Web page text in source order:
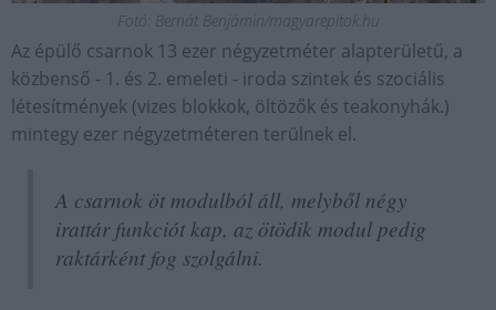
Fotó: Bernát Benjámin/magyarepitok.hu
Az épülő csarnok 13 ezer négyzetméter alapterületű, a
közbenső - 1. és 2. emeleti - iroda szintek és szociális
létesítmények (vizes blokkok, öltözők és teakonyhák.)
mintegy ezer négyzetméteren terülnek el.
A csarnok öt modulból áll, melyből négy
irattár funkciót kap, az ötödik modul pedig
raktárként fog szolgálni.